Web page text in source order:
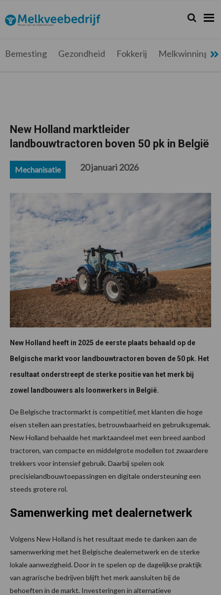
de
hoofdnavigatie
de
hoofd
de
eerste
de
voettekst
Melkveebedrijf.be
Nieuws
melkveehouder
Zoeken...
Zoek
Bemesting Gezondheid Fokkerij Melkwinning
New Holland marktleider
landbouwtractoren boven 50 pk in België
Mechanisatie 20 januari 2026
New Holland heeft in 2025 de eerste plaats behaald op de
Belgische markt voor landbouwtractoren boven de 50 pk. Het
resultaat onderstreept de sterke positie van het merk bij
zowel landbouwers als loonwerkers in België.
De Belgische tractormarkt is competitief, met klanten die hoge
eisen stellen aan prestaties, betrouwbaarheid en gebruiksgemak.
New Holland behaalde het marktaandeel met een breed aanbod
tractoren, van compacte en middelgrote modellen tot zwaardere
trekkers voor intensief gebruik. Daarbij spelen ook
precisielandbouwtoepassingen en digitale ondersteuning een
steeds grotere rol.
Samenwerking met dealernetwerk
Volgens New Holland is het resultaat mede te danken aan de
samenwerking met het Belgische dealernetwerk en de sterke
lokale aanwezigheid. Door in te spelen op de dagelijkse praktijk
van agrarische bedrijven blijft het merk aansluiten bij de
behoeften in de markt. Investeringen in alternatieve